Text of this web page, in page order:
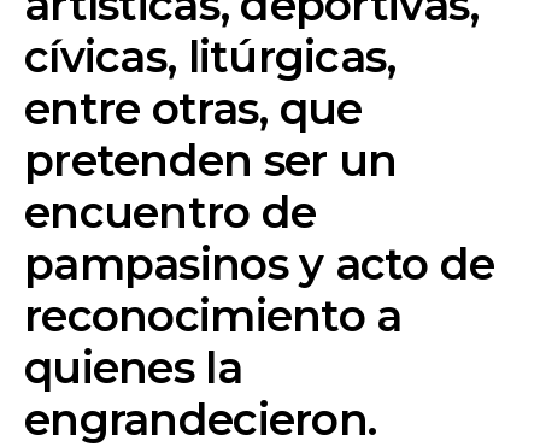
cívicas, litúrgicas,
entre otras, que
pretenden ser un
encuentro de
pampasinos y acto de
reconocimiento a
quienes la
engrandecieron.